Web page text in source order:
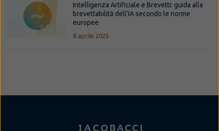
Intelligenza Artificiale e Brevetti: guida alla
brevettabilità dell’IA secondo le norme
europee
8 aprile 2025